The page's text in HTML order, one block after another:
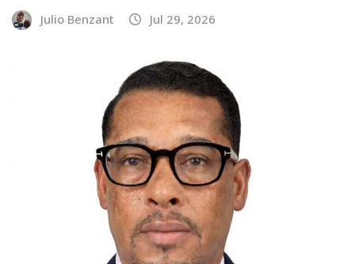
Julio Benzant Jul 29, 2026